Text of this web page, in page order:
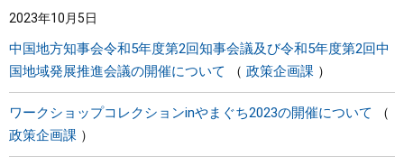
2023年10月5日
中国地方知事会令和5年度第2回知事会議及び令和5年度第2回中
国地域発展推進会議の開催について
政策企画課
ワークショップコレクションinやまぐち2023の開催について
政策企画課